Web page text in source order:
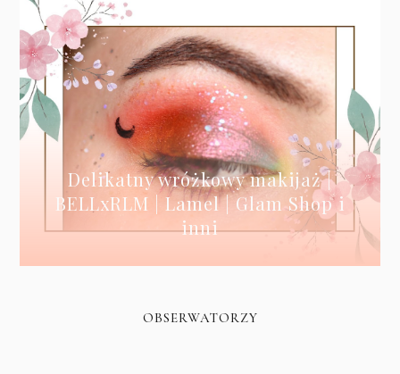
Delikatny wróżkowy makijaż |
BELLxRLM | Lamel | Glam Shop i
inni
OBSERWATORZY